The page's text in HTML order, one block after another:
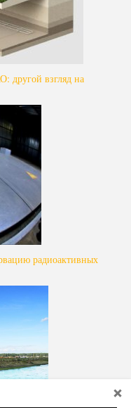
другой взгляд на
радиоактивных